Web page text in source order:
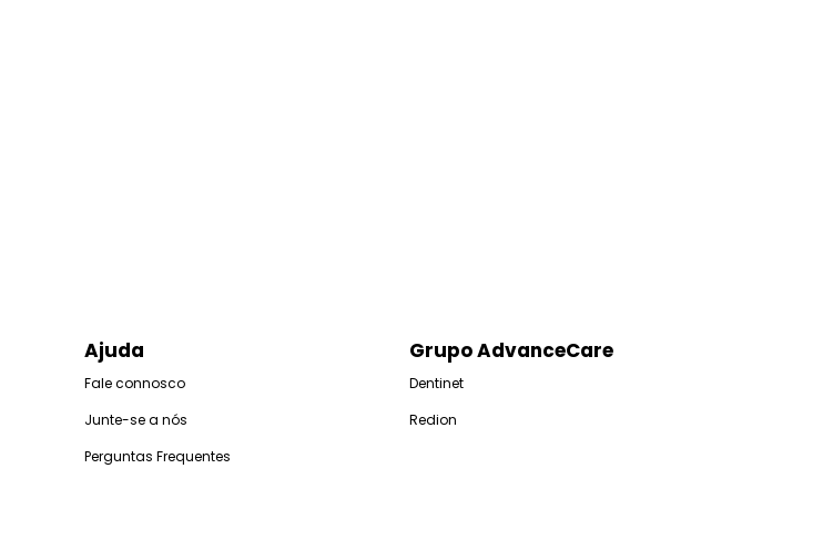
Ajuda
Fale connosco
Junte-se a nós
Perguntas Frequentes
Grupo AdvanceCare
Dentinet
Redion